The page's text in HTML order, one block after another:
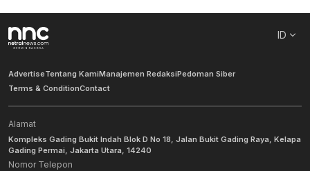
ID
AdvertiseTentang KamiManajemen RedaksiPedoman Siber
Terms & ConditionContact
Alamat
Kompleks Gading Bukit Indah Blok D No 18, Jalan Bukit Gading Raya, Kelapa
Gading Permai, Jakarta Utara, 14240
Nomor Telepon